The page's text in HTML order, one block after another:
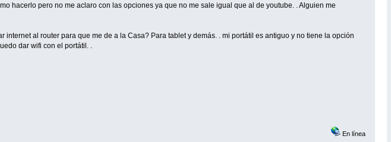
hacerlo pero no me aclaro con las opciones ya que no me sale igual que al de youtube. . Alguien me
al router para que me de a la Casa? Para tablet y demás. . mi portátil es antiguo y no tiene la opción
dar wifi con el portátil. .
En línea